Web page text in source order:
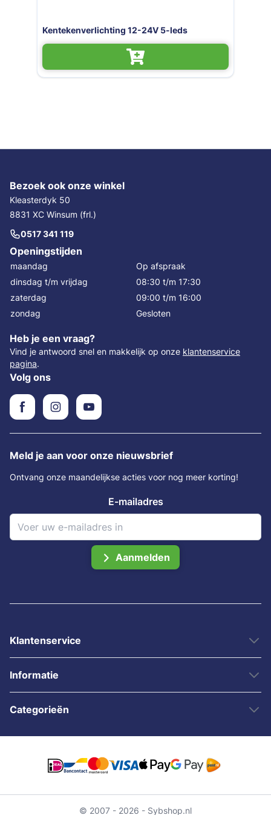
12-24V 5-leds
Bezoek ook onze winkel
Kleasterdyk 50
8831 XC Winsum (frl.)
0517 341 119
Openingstijden
maandag
Op afspraak
dinsdag t/m vrijdag
08:30 t/m 17:30
zaterdag
09:00 t/m 16:00
zondag
Gesloten
Heb je een vraag?
Vind je antwoord snel en makkelijk op onze klantenservice
pagina.
Volg ons
Meld je aan voor onze nieuwsbrief
Ontvang onze maandelijkse acties voor nog meer korting!
E-mailadres
Aanmelden
Klantenservice
Informatie
Categorieën
© 2007 - 2026 - Sybshop.nl